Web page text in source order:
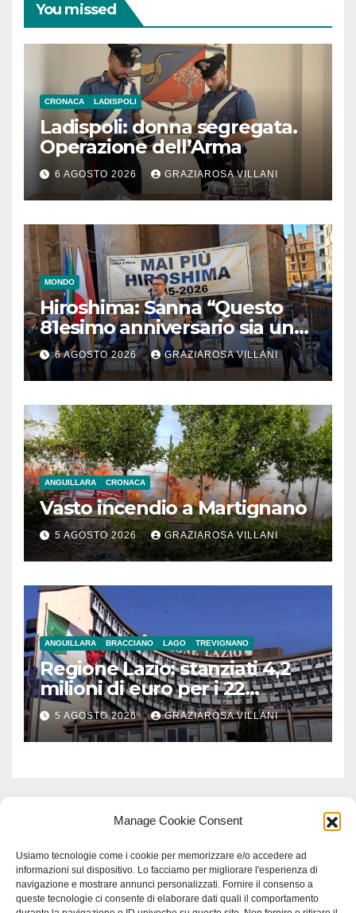
Manage Cookie Consent
Usiamo tecnologie come i cookie per memorizzare e/o accedere ad
informazioni sul dispositivo. Lo facciamo per migliorare l'esperienza di
navigazione e mostrare annunci personalizzati. Fornire il consenso a
queste tecnologie ci consente di elaborare dati quali il comportamento
You missed
CRONACA LADISPOLI
Ladispoli: donna segregata.
Operazione dell’Arma
6 AGOSTO 2026 GRAZIAROSA VILLANI
MONDO
Hiroshima: Sanna “Questo
81esimo anniversario sia un
monito per tutti”
6 AGOSTO 2026 GRAZIAROSA VILLANI
ANGUILLARA CRONACA
Vasto incendio a Martignano
5 AGOSTO 2026 GRAZIAROSA VILLANI
ANGUILLARA BRACCIANO LAGO TREVIGNANO
Regione Lazio: stanziati 4,2
milioni di euro per i 22
Comuni dell’Etruria
Meridionale
5 AGOSTO 2026 GRAZIAROSA VILLANI